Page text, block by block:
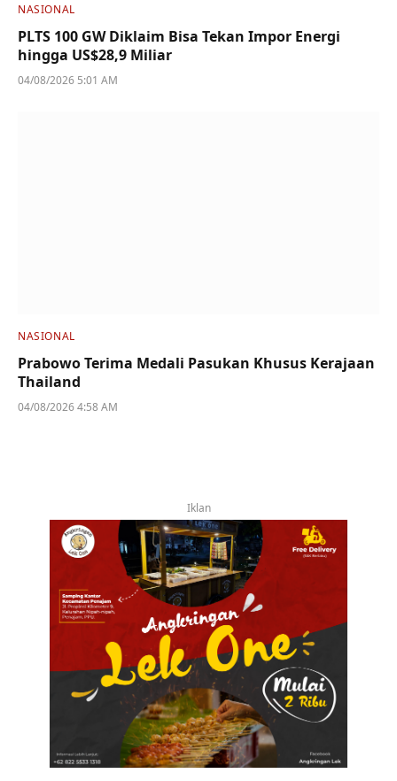
NASIONAL
PLTS 100 GW Diklaim Bisa Tekan Impor Energi
hingga US$28,9 Miliar
04/08/2026 5:01 AM
NASIONAL
Prabowo Terima Medali Pasukan Khusus Kerajaan
Thailand
04/08/2026 4:58 AM
Iklan